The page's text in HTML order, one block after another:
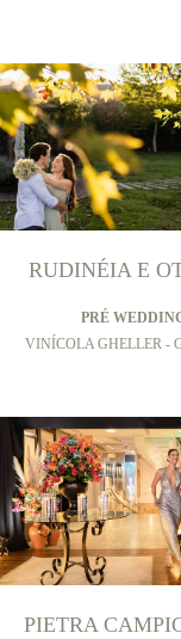
RUDINÉIA E
PRÉ
VINÍCOLA GHELLER -
PIETRA